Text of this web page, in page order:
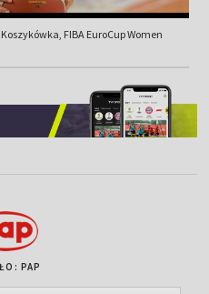
FIBA EuroCup Women
PAP